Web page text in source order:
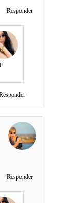
Responder
Responder